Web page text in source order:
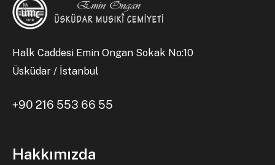
Halk Caddesi Emin Ongan Sokak No:10
Üsküdar / İstanbul
+90 216 553 66 55
Hakkımızda